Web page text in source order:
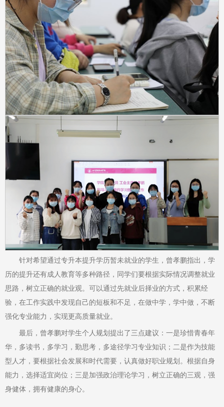
针对希望通过专升本提升学历暂未就业的学生，曾孝鹏指出，学
历的提升还有成人教育等多种路径，同学们要根据实际情况调整就业
思路，树立正确的就业观。可以通过先就业后择业的方式，积累经
验，在工作实践中发现自己的短板和不足，在做中学，学中做，不断
强化专业能力，实现更高质量就业。
最后，曾孝鹏对学生个人规划提出了三点建议：一是珍惜青春年
华，多读书，多学习，勤思考，多途径学习专业知识；二是作为技能
型人才，要根据社会发展和时代需要，认真做好职业规划。根据自身
能力，选择适宜岗位；三是加强政治理论学习，树立正确的三观，强
身健体，拥有健康的身心。